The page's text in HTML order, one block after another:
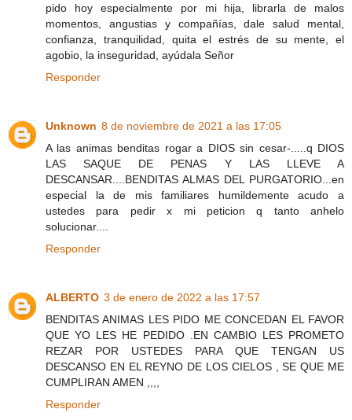
pido hoy especialmente por mi hija, librarla de malos
momentos, angustias y compañías, dale salud mental,
confianza, tranquilidad, quita el estrés de su mente, el
agobio, la inseguridad, ayúdala Señor
Responder
Unknown 8 de noviembre de 2021 a las 17:05
A las animas benditas rogar a DIOS sin cesar-.....q DIOS
LAS SAQUE DE PENAS Y LAS LLEVE A
DESCANSAR....BENDITAS ALMAS DEL PURGATORIO...en
especial la de mis familiares humildemente acudo a
ustedes para pedir x mi peticion q tanto anhelo
solucionar....
Responder
ALBERTO 3 de enero de 2022 a las 17:57
BENDITAS ANIMAS LES PIDO ME CONCEDAN EL FAVOR
QUE YO LES HE PEDIDO .EN CAMBIO LES PROMETO
REZAR POR USTEDES PARA QUE TENGAN US
DESCANSO EN EL REYNO DE LOS CIELOS , SE QUE ME
CUMPLIRAN AMEN ,,,,
Responder